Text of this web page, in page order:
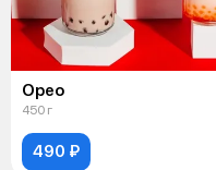
Орео
450 г
490 ₽